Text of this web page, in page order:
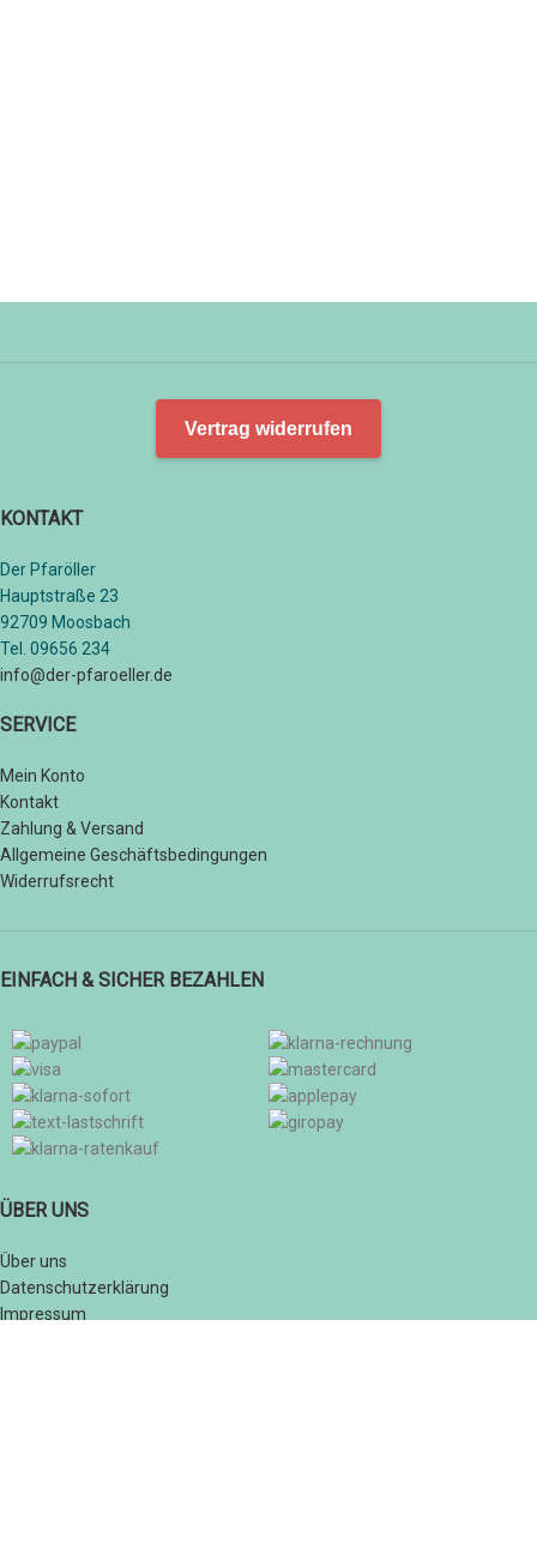
Vertrag widerrufen
KONTAKT
Der Pfaröller
Hauptstraße 23
92709 Moosbach
Tel. 09656 234
info@der-pfaroeller.de
SERVICE
Mein Konto
Kontakt
Zahlung & Versand
Allgemeine Geschäftsbedingungen
Widerrufsrecht
EINFACH & SICHER BEZAHLEN
ÜBER UNS
Über uns
Datenschutzerklärung
Impressum